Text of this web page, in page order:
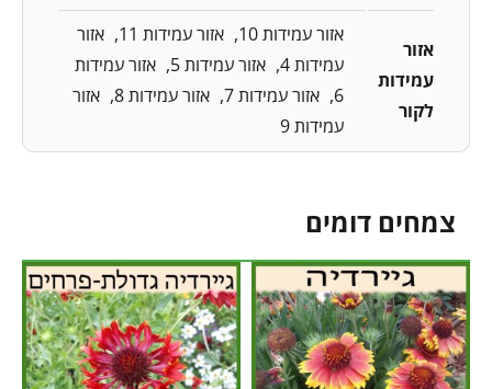
אזור
עמידות
לקור
אזור עמידות 10 אזור עמידות 11
אזור
עמידות 4
אזור עמידות 5
אזור עמידות
6
אזור עמידות 7 אזור עמידות 8
אזור
עמידות 9
צמחים דומים